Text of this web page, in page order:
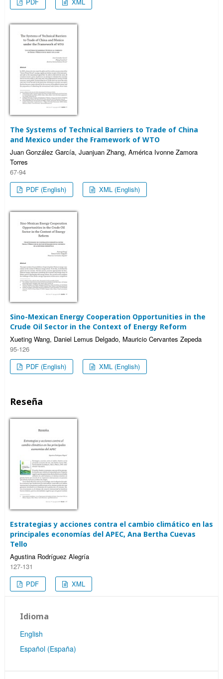
The Systems of Technical Barriers to Trade of China
and Mexico under the Framework of WTO
Juan González García, Juanjuan Zhang, América Ivonne Zamora
Torres
67-94
PDF (English)
XML (English)
Sino-Mexican Energy Cooperation Opportunities in the
Crude Oil Sector in the Context of Energy Reform
Xueting Wang, Daniel Lemus Delgado, Mauricio Cervantes Zepeda
95-126
PDF (English)
XML (English)
Reseña
Estrategias y acciones contra el cambio climático en las
principales economías del APEC, Ana Bertha Cuevas
Tello
Agustina Rodríguez Alegría
127-131
PDF
XML
Idioma
English
Español (España)